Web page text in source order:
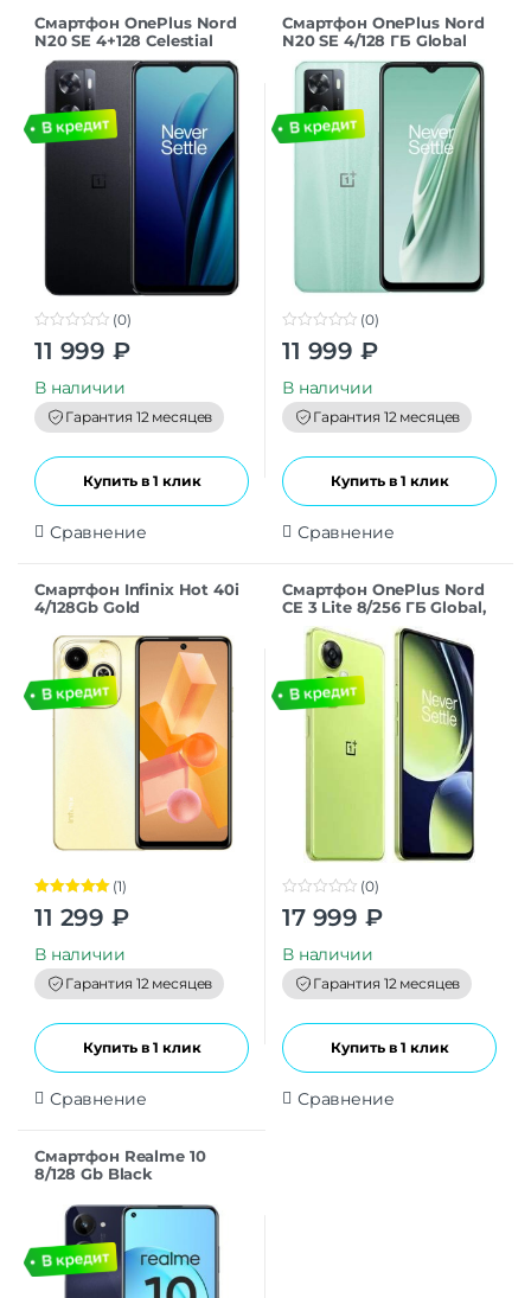
Смартфон OnePlus Nord
N20 SE 4+128 Celestial
Black
0
t
o
f
5
(0)
11 999 ₽
В наличии
Гарантия 12 месяцев
Купить в 1 клик
Сравнение
Смартфон OnePlus Nord
N20 SE 4/128 ГБ Global
для РФ, Dual nano SIM,
нефритовая волна
0
t
o
f
5
(0)
11 999 ₽
В наличии
Гарантия 12 месяцев
Купить в 1 клик
Сравнение
Смартфон Infinix Hot 40i
4/128Gb Gold
Оценка5.00
(1)
11 299 ₽
В наличии
Гарантия 12 месяцев
Купить в 1 клик
Сравнение
Смартфон OnePlus Nord
CE 3 Lite 8/256 ГБ Global,
Dual nano SIM, зеленый
0
t
o
f
5
(0)
17 999 ₽
В наличии
Гарантия 12 месяцев
Купить в 1 клик
Сравнение
Смартфон Realme 10
8/128 Gb Black